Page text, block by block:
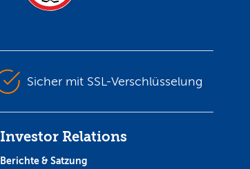
Sicher mit SSL-Verschlüsselung
Investor Relations
Berichte & Satzung